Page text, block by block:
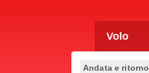
Volo
Andata e ritorno